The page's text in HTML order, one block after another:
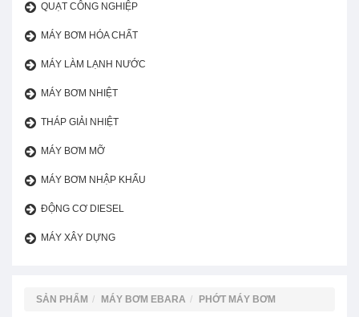
QUẠT CÔNG NGHIỆP
MÁY BƠM HÓA CHẤT
MÁY LÀM LẠNH NƯỚC
MÁY BƠM NHIỆT
THÁP GIẢI NHIỆT
MÁY BƠM MỠ
MÁY BƠM NHẬP KHẨU
ĐỘNG CƠ DIESEL
MÁY XÂY DỰNG
SẢN PHẨM MÁY BƠM EBARA PHỚT MÁY BƠM